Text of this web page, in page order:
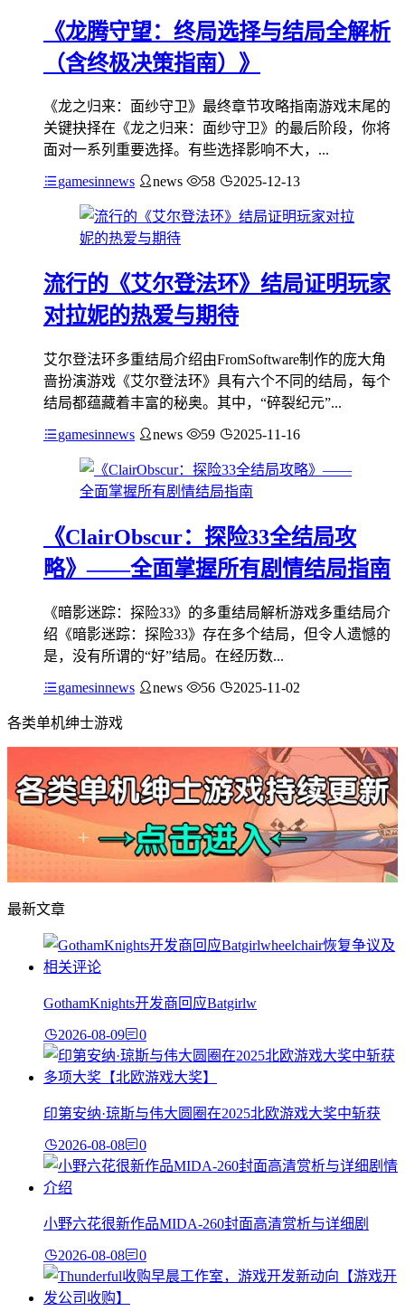
《龙腾守望：终局选择与结局全解析
（含终极决策指南）》
《龙之归来：面纱守卫》最终章节攻略指南游戏末尾的
关键抉择在《龙之归来：面纱守卫》的最后阶段，你将
面对一系列重要选择。有些选择影响不大，...
gamesinnews news 58 2025-12-13
流行的《艾尔登法环》结局证明玩家
对拉妮的热爱与期待
艾尔登法环多重结局介绍由FromSoftware制作的庞大角
啬扮演游戏《艾尔登法环》具有六个不同的结局，每个
结局都蕴藏着丰富的秘奥。其中，“碎裂纪元”...
gamesinnews news 59 2025-11-16
《ClairObscur：探险33全结局攻
略》——全面掌握所有剧情结局指南
《暗影迷踪：探险33》的多重结局解析游戏多重结局介
绍《暗影迷踪：探险33》存在多个结局，但令人遗憾的
是，没有所谓的“好”结局。在经历数...
gamesinnews news 56 2025-11-02
各类单机绅士游戏
最新文章
GothamKnights开发商回应Batgirlw
2026-08-09 0
印第安纳·琼斯与伟大圆圈在2025北欧游戏大奖中斩获
2026-08-08 0
小野六花很新作品MIDA-260封面高清赏析与详细剧
2026-08-08 0